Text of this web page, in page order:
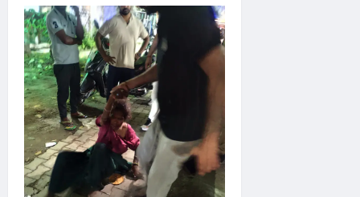
मोदीनगर-
भोजपुर
रोड
पर
शराब
पीने
के
दौरान
विवाद,
युवक
ने
साथी
को
मारी
गोली,
आरोपी
गिरफ्तार